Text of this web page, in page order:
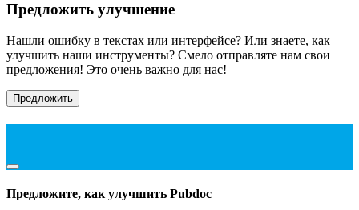
Предложить улучшение
Нашли ошибку в текстах или интерфейсе? Или знаете, как
улучшить наши инструменты? Смело отправляте нам свои
предложения! Это очень важно для нас!
Предложить
Предложите, как улучшить Pubdoc